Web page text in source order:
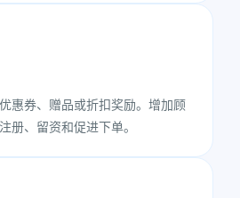
惠券、赠品或折扣奖励。增加顾
册、留资和促进下单。